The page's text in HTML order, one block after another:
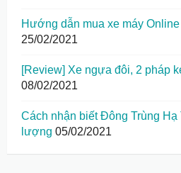
Hướng dẫn mua xe máy
25/02/2021
[Review] Xe ngựa đôi, 2 pháp
08/02/2021
Cách nhận biết Đông Trùng Hạ
lượng 05/02/2021